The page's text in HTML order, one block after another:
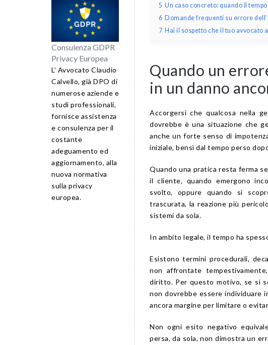
Consulenza GDPR
Privacy Europea
L’ Avvocato Claudio
Calvello, già DPO di
numerose aziende e
studi professionali,
fornisce assistenza
e consulenza per il
costante
adeguamento ed
aggiornamento, alla
nuova normativa
sulla privacy
europea.
5 Un caso concreto: quando il
6 Domande frequenti su errore
7 Hai il sospetto che il tuo avvocato
Quando un
in un danno
Accorgersi che qualcosa nella
dovrebbe è una situazione che
anche un forte senso di
iniziale, bensì dal tempo perso
Quando una pratica resta ferma
il cliente, quando emergono
svolto, oppure quando si
trascurata, la reazione più
sistemi da sola.
In ambito legale, il tempo ha
Esistono termini procedurali,
non affrontate
diritto. Per questo motivo, se si
non dovrebbe essere individuare
ancora margine per limitare o
Non ogni esito negativo
persa, da sola, non dimostra un